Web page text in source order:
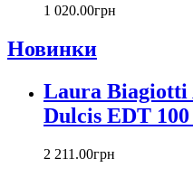
1 020.00грн
Новинки
Laura Biagiotti
Dulcis EDT
2 211 .00грн